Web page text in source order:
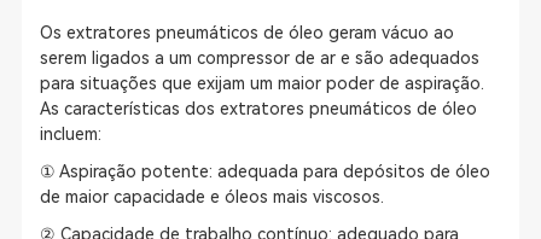
Os extratores pneumáticos de óleo geram vácuo ao
serem ligados a um compressor de ar e são adequados
para situações que exijam um maior poder de aspiração.
As características dos extratores pneumáticos de óleo
incluem:
① Aspiração potente: adequada para depósitos de óleo
de maior capacidade e óleos mais viscosos.
② Capacidade de trabalho contínuo: adequado para